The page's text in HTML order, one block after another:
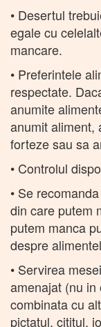
• Desertul
egale cu
mancare.
• Preferintele
respectate.
anumite
anumit aliment,
forteze sau sa
• Controlul
• Se
din care putem
putem manca
despre
• Servirea
amenajat (nu
combinata cu
pictatul, cititul,